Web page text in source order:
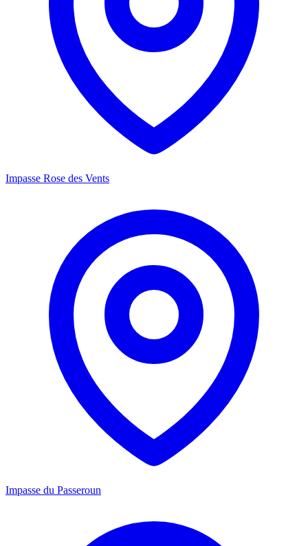
Impasse Rose des Vents
Impasse du Passeroun